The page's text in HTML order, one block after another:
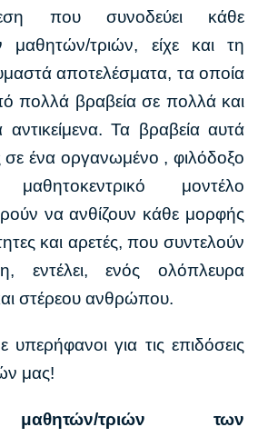
που συνοδεύει κάθε
τριών, είχε και τη
αποτελέσματα, τα οποία
πολλά βραβεία σε πολλά και
αντικείμενα. Τα βραβεία αυτά
ένα οργανωμένο , φιλόδοξο
μοντέλο
να ανθίζουν κάθε μορφής
και αρετές, που συντελούν
εντέλει, ενός ολόπλευρα
στέρεου ανθρώπου.
για τις επιδόσεις
μας!
μαθητών/τριών των